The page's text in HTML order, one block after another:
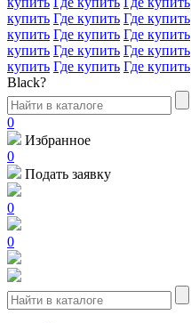
купить Где купить Где купить
купить Где купить Где купить
купить Где купить Где купить
купить Где купить Где купить
Black?
0
Избранное
0
Подать заявку
0
0